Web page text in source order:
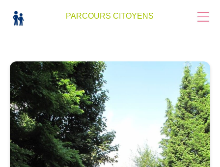
PARCOURS CITOYENS